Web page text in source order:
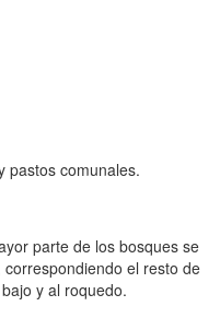
pastos comunales.
parte de los bosques se
el resto de
y al roquedo.